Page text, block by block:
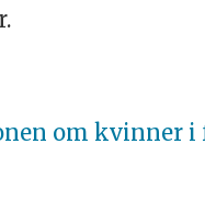
om kvinner i